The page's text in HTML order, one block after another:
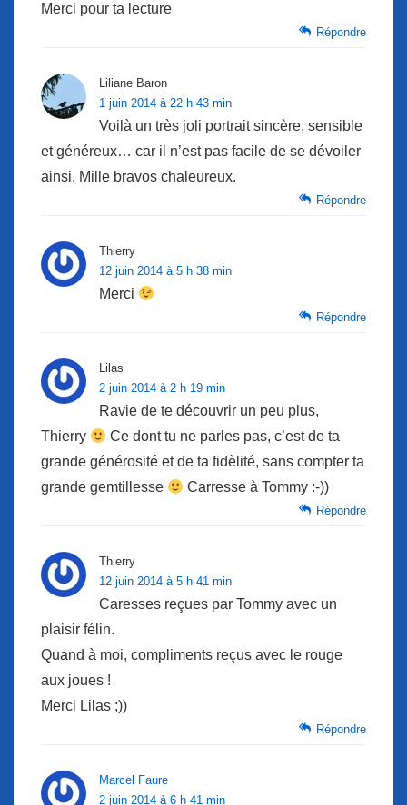
Merci pour ta lecture
Répondre
Liliane Baron
1 juin 2014 à 22 h 43 min
Voilà un très joli portrait sincère, sensible
et généreux… car il n’est pas facile de se dévoiler
ainsi. Mille bravos chaleureux.
Répondre
Thierry
12 juin 2014 à 5 h 38 min
Merci
Répondre
Lilas
2 juin 2014 à 2 h 19 min
Ravie de te découvrir un peu plus,
Thierry
Ce dont tu ne parles pas, c’est de ta
grande générosité et de ta fidèlité, sans compter ta
grande gemtillesse
Carresse à Tommy :-))
Répondre
Thierry
12 juin 2014 à 5 h 41 min
Caresses reçues par Tommy avec un
plaisir félin.
Quand à moi, compliments reçus avec le rouge
aux joues !
Merci Lilas ;))
Répondre
Marcel Faure
2 juin 2014 à 6 h 41 min